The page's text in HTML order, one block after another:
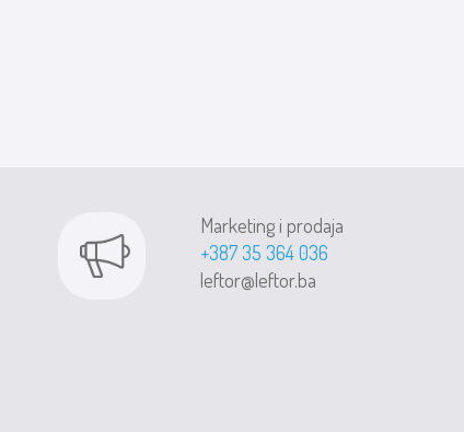
Marketing i prodaja
+387 35 364 036
leftor@leftor.ba